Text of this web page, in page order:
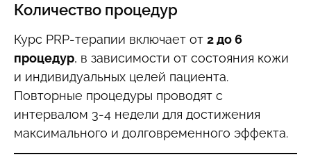
Количество процедур
Курс PRP-терапии включает от 2 до 6
процедур, в зависимости от состояния кожи
и индивидуальных целей пациента.
Повторные процедуры проводят с
интервалом 3-4 недели для достижения
максимального и долговременного эффекта.